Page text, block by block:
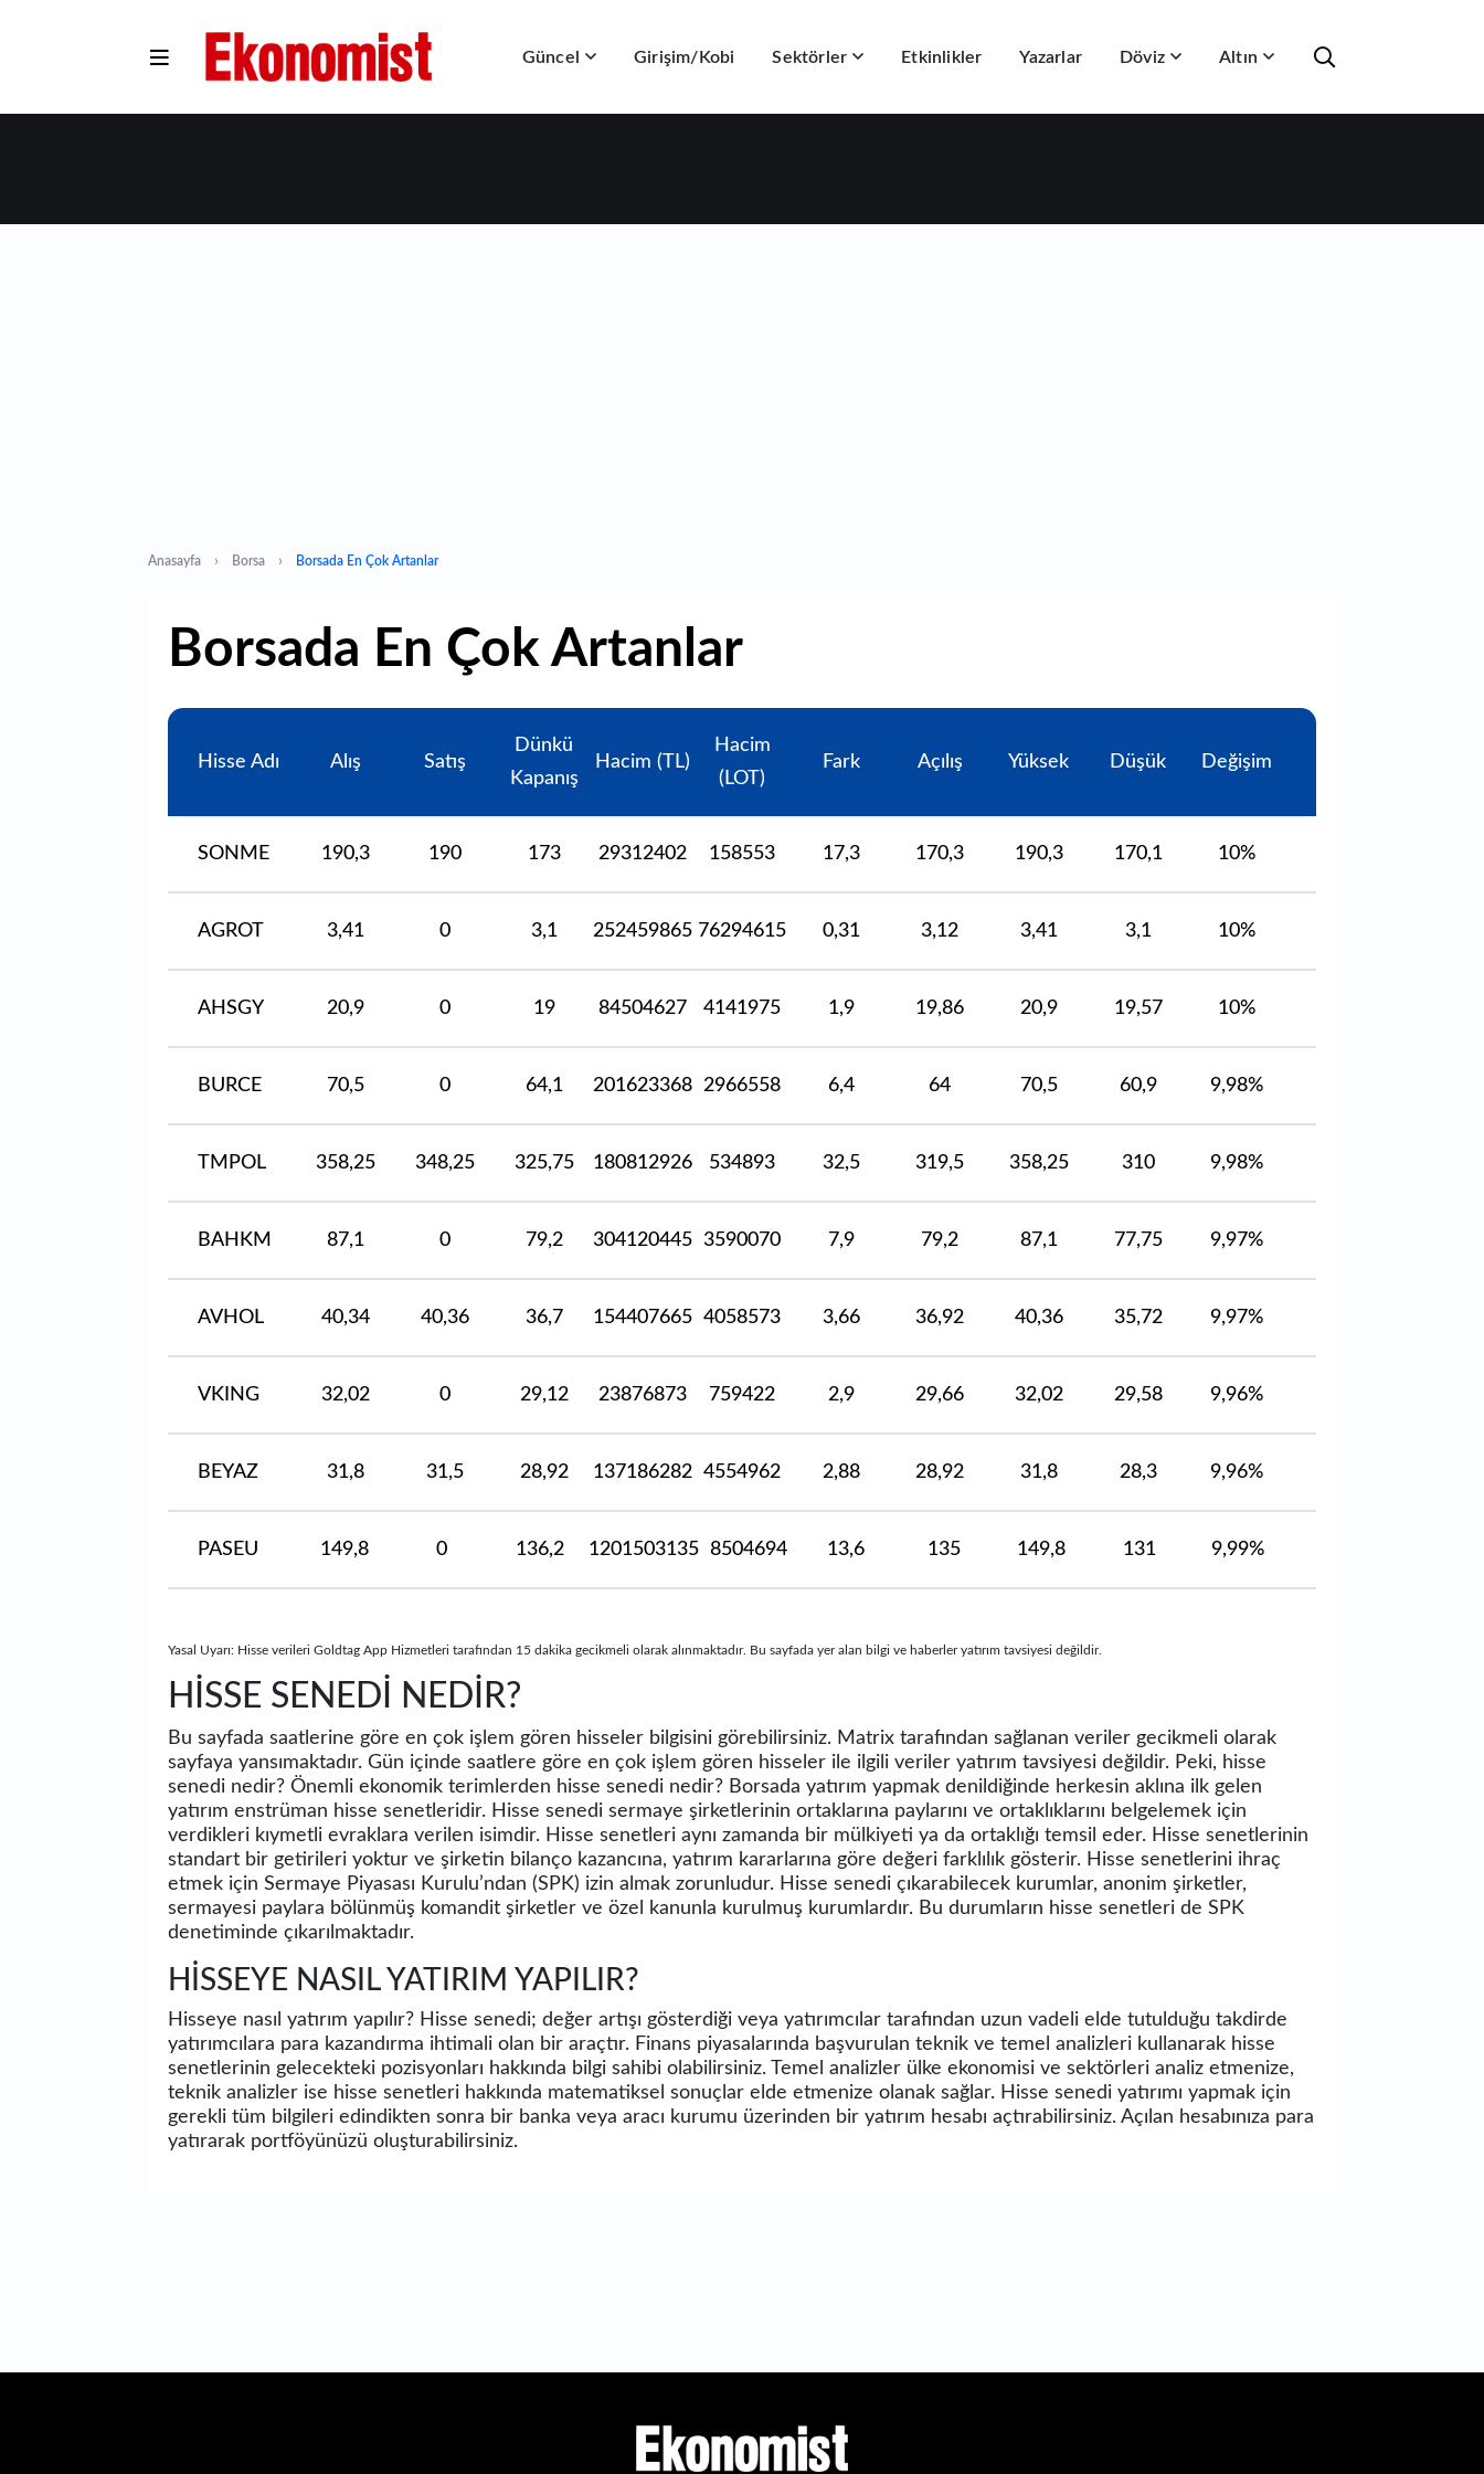
Güncel Girişim/Kobi Sektörler Etkinlikler Yazarlar Döviz Altın
Anasayfa Borsa Borsada En Çok Artanlar
Borsada En Çok Artanlar
Hisse Adı Alış Satış
Dünkü
Kapanış
Hacim (TL)
Hacim
(LOT)
Fark Açılış Yüksek Düşük Değişim
SONME 190,3 190 173 29312402 158553 17,3 170,3 190,3 170,1 10%
AGROT 3,41 0 3,1 252459865 76294615 0,31 3,12 3,41 3,1 10%
AHSGY 20,9 0 19 84504627 4141975 1,9 19,86 20,9 19,57 10%
BURCE 70,5 0 64,1 201623368 2966558 6,4 64 70,5 60,9 9,98%
TMPOL 358,25 348,25 325,75 180812926 534893 32,5 319,5 358,25 310 9,98%
BAHKM 87,1 0 79,2 304120445 3590070 7,9 79,2 87,1 77,75 9,97%
AVHOL 40,34 40,36 36,7 154407665 4058573 3,66 36,92 40,36 35,72 9,97%
VKING 32,02 0 29,12 23876873 759422 2,9 29,66 32,02 29,58 9,96%
BEYAZ 31,8 31,5 28,92 137186282 4554962 2,88 28,92 31,8 28,3 9,96%
PASEU 149,8 0 136,2 1201503135 8504694 13,6 135 149,8 131 9,99%
Yasal Uyarı: Hisse verileri Goldtag App Hizmetleri tarafından 15 dakika gecikmeli olarak alınmaktadır. Bu sayfada yer alan bilgi ve haberler yatırım tavsiyesi değildir.
HİSSE SENEDİ NEDİR?
Bu sayfada saatlerine göre en çok işlem gören hisseler bilgisini görebilirsiniz. Matrix tarafından sağlanan veriler gecikmeli olarak
sayfaya yansımaktadır. Gün içinde saatlere göre en çok işlem gören hisseler ile ilgili veriler yatırım tavsiyesi değildir. Peki, hisse
senedi nedir? Önemli ekonomik terimlerden hisse senedi nedir? Borsada yatırım yapmak denildiğinde herkesin aklına ilk gelen
yatırım enstrüman hisse senetleridir. Hisse senedi sermaye şirketlerinin ortaklarına paylarını ve ortaklıklarını belgelemek için
verdikleri kıymetli evraklara verilen isimdir. Hisse senetleri aynı zamanda bir mülkiyeti ya da ortaklığı temsil eder. Hisse senetlerinin
standart bir getirileri yoktur ve şirketin bilanço kazancına, yatırım kararlarına göre değeri farklılık gösterir. Hisse senetlerini ihraç
etmek için Sermaye Piyasası Kurulu’ndan (SPK) izin almak zorunludur. Hisse senedi çıkarabilecek kurumlar, anonim şirketler,
sermayesi paylara bölünmüş komandit şirketler ve özel kanunla kurulmuş kurumlardır. Bu durumların hisse senetleri de SPK
denetiminde çıkarılmaktadır.
HİSSEYE NASIL YATIRIM YAPILIR?
Hisseye nasıl yatırım yapılır? Hisse senedi; değer artışı gösterdiği veya yatırımcılar tarafından uzun vadeli elde tutulduğu takdirde
yatırımcılara para kazandırma ihtimali olan bir araçtır. Finans piyasalarında başvurulan teknik ve temel analizleri kullanarak hisse
senetlerinin gelecekteki pozisyonları hakkında bilgi sahibi olabilirsiniz. Temel analizler ülke ekonomisi ve sektörleri analiz etmenize,
teknik analizler ise hisse senetleri hakkında matematiksel sonuçlar elde etmenize olanak sağlar. Hisse senedi yatırımı yapmak için
gerekli tüm bilgileri edindikten sonra bir banka veya aracı kurumu üzerinden bir yatırım hesabı açtırabilirsiniz. Açılan hesabınıza para
yatırarak portföyünüzü oluşturabilirsiniz.